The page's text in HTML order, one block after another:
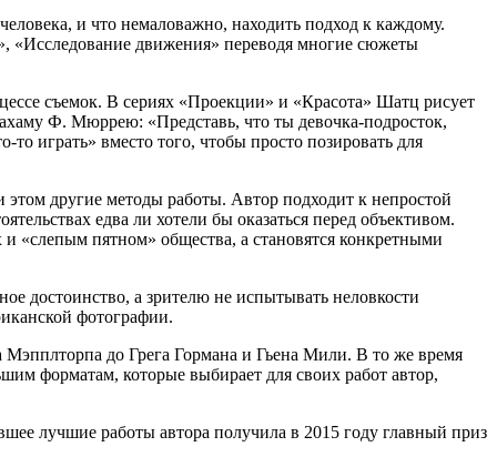
и что немаловажно, находить подход к каждому.
«Исследование движения» переводя многие сюжеты
съемок. В сериях «Проекции» и «Красота» Шатц рисует
Ф. Мюррею: «Представь, что ты девочка-подросток,
играть» вместо того, чтобы просто позировать для
другие методы работы. Автор подходит к непростой
едва ли хотели бы оказаться перед объективом.
«слепым пятном» общества, а становятся конкретными
достоинство, а зрителю не испытывать неловкости
фотографии.
до Грега Гормана и Гьена Мили. В то же время
форматам, которые выбирает для своих работ автор,
лучшие работы автора получила в 2015 году главный приз